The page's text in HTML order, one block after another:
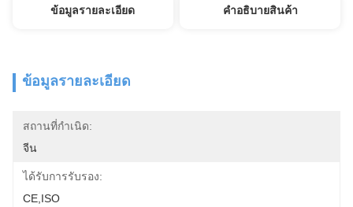
ข้อมูลรายละเอียด คําอธิบายสินค้า
ข้อมูลรายละเอียด
สถานที่กำเนิด:
จีน
ได้รับการรับรอง:
CE,ISO